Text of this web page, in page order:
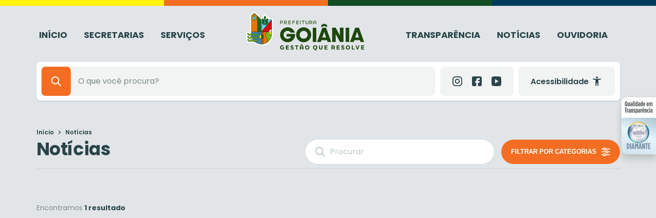
INÍCIO SECRETARIAS SERVIÇOS TRANSPARÊNCIA NOTÍCIAS OUVIDORIA
Acessibilidade
Início Notícias
Notícias FILTRAR POR CATEGORIAS
Encontramos 1 resultado